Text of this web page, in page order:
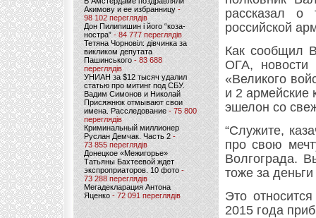
Акимову и ее избранницу -
98 102 переглядів
Дон Пилипишин і його “коза-
ностра” - 84 777 переглядів
Тетяна Чорновіл: дівчинка за
викликом депутата
Пашинського- 83 688
переглядів
УНИАН за $12 тысяч удалил
статью про митинг под СБУ.
Вадим Симонов и Николай
Присяжнюк отмывают свои
имена. Расследование - 75 800
переглядів
Криминальный миллионер
Руслан Демчак. Часть 2-
73 855 переглядів
Донецкое «Межигорье»
Татьяны Бахтеевой ждет
экспроприаторов. 10 фото -
73 288 переглядів
Мегадекларация Антона
Яценко - 72 091 переглядів
рассказал
российской
Как сообщил
ОГА, новости
«Великого
и 2
эшелон со
“Служите,
про свою
Волгограда.
тоже за
Это
2015 года